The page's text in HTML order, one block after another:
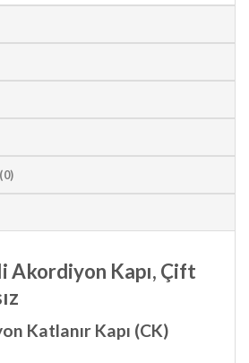
Akordiyon Kapı, Çift
Katlanır Kapı (CK)